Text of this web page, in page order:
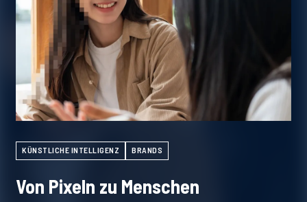
KÜNSTLICHE INTELLIGENZ BRANDS
Von Pixeln zu Menschen